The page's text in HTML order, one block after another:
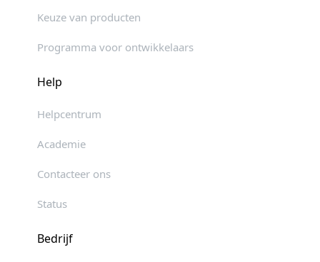
Keuze van producten
Programma voor ontwikkelaars
Help
Helpcentrum
Academie
Contacteer ons
Status
Bedrijf